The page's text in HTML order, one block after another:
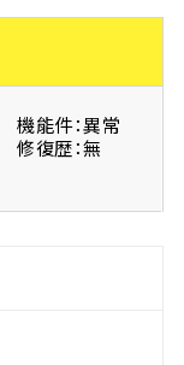
機能件：異常
修復歴：無